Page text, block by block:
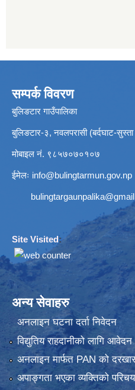
सम्पर्क विवरण
बुलिङटार गाउँपालिका
बुलिङटार-३, नवलपरासी (बर्दघाट-सुस्ता
मोबाइल नं. ९८५७०७०१०७
ईमेलः info@bulingtarmun.gov.np
Site Visited:
अन्य सेवाहरु
अनलाइन घटना दर्ता निवेदन
विद्युतिय राहदानीको लागि आवेदन
अनलाइन मार्फत PAN को
अपाङ्गता भएका व्यक्तिको